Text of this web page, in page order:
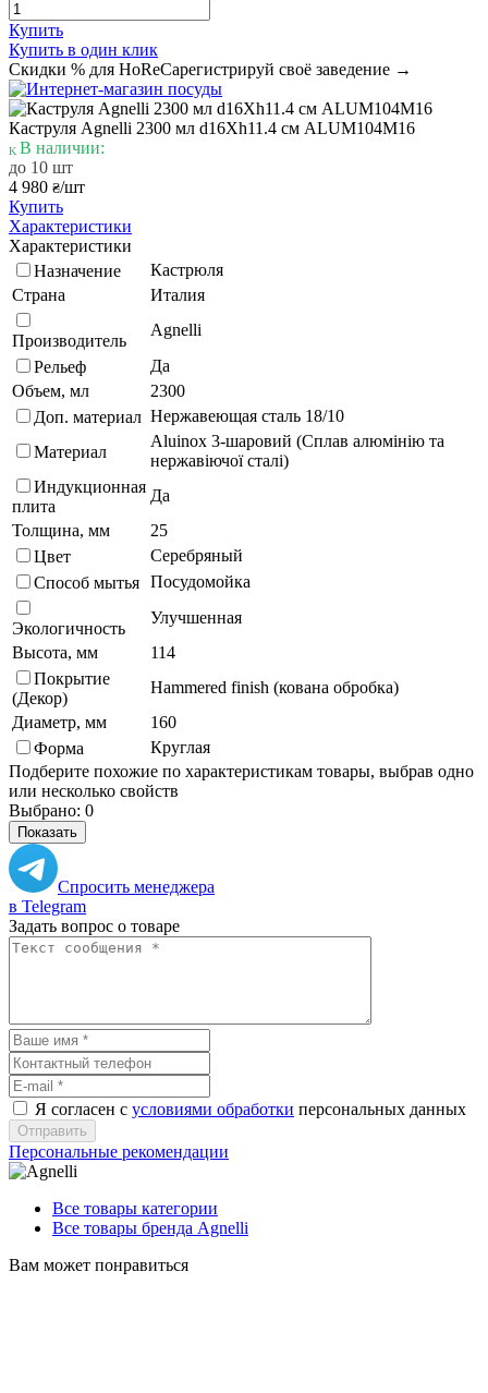
Купить
Купить в один клик
Скидки % для HoReCaрегистрируй своё заведение →
Каструля Agnelli 2300 мл d16Xh11.4 см ALUM104M16
В наличии:
до 10 шт
4 980 ₴/шт
Купить
Характеристики
Характеристики
Назначение
Кастрюля
Страна
Италия
Производитель
Agnelli
Рельеф
Да
Объем, мл
2300
Доп. материал Нержавеющая сталь 18/10
Материал
Aluinox 3-шаровий (Сплав алюмінію та
нержавіючої сталі)
Индукционная
плита
Да
Толщина, мм
25
Цвет
Серебряный
Способ мытья Посудомойка
Экологичность
Улучшенная
Высота, мм
114
Покрытие
(Декор)
Hammered finish (кована обробка)
Диаметр, мм
160
Форма
Круглая
Подберите похожие по характеристикам товары, выбрав одно
или несколько свойств
Выбрано: 0
Показать
Спросить менеджера
в Telegram
Задать вопрос о товаре
Я согласен с условиями обработки персональных данных
Отправить
Персональные рекомендации
Все товары категории
Все товары бренда Agnelli
Вам может понравиться